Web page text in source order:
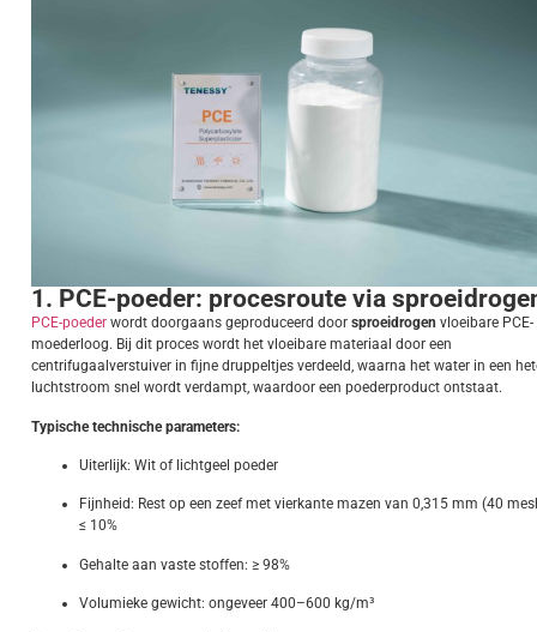
1. PCE-poeder: procesroute via
PCE-poeder wordt doorgaans geproduceerd door sproeidrogen vloeibare PCE-
moederloog. Bij dit proces wordt het vloeibare materiaal door een
centrifugaalverstuiver in fijne druppeltjes verdeeld, waarna het water in een
luchtstroom snel wordt verdampt, waardoor een poederproduct ontstaat.
Typische technische parameters:
Uiterlijk: Wit of lichtgeel poeder
Fijnheid: Rest op een zeef met vierkante mazen van 0,315 mm (40
≤ 10%
Gehalte aan vaste stoffen: ≥ 98%
Volumieke gewicht: ongeveer 400–600 kg/m³